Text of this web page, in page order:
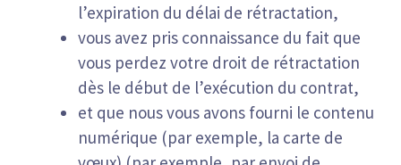
l’expiration du délai de rétractation,
vous avez pris connaissance du fait que
vous perdez votre droit de rétractation
dès le début de l’exécution du contrat,
et que nous vous avons fourni le contenu
numérique (par exemple, la carte de